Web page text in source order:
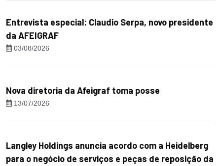
Entrevista especial: Claudio Serpa, novo presidente
da AFEIGRAF
03/08/2026
Nova diretoria da Afeigraf toma posse
13/07/2026
Langley Holdings anuncia acordo com a Heidelberg
para o negócio de serviços e peças de reposição da